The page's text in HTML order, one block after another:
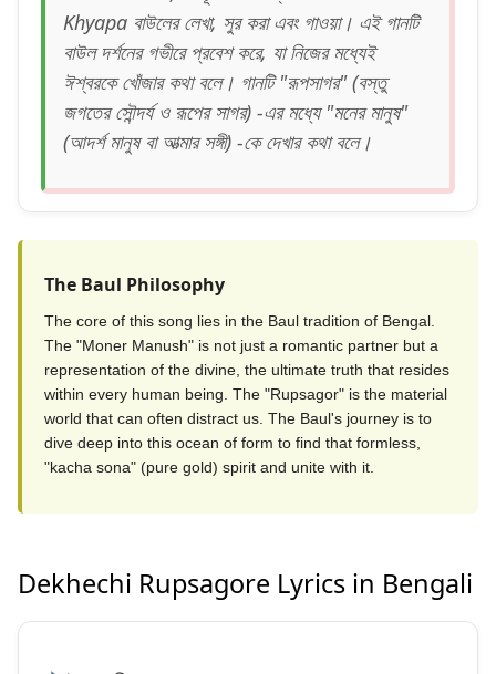
Khyapa বাউলের লেখা, সুর করা এবং গাওয়া। এই গানটি
বাউল দর্শনের গভীরে প্রবেশ করে, যা নিজের মধ্যেই
ঈশ্বরকে খোঁজার কথা বলে। গানটি "রূপসাগর" (বস্তু
জগতের সৌন্দর্য ও রূপের সাগর) -এর মধ্যে "মনের মানুষ"
(আদর্শ মানুষ বা আত্মার সঙ্গী) -কে দেখার কথা বলে।
The Baul Philosophy
The core of this song lies in the Baul tradition of Bengal.
The "Moner Manush" is not just a romantic partner but a
representation of the divine, the ultimate truth that resides
within every human being. The "Rupsagor" is the material
world that can often distract us. The Baul's journey is to
dive deep into this ocean of form to find that formless,
"kacha sona" (pure gold) spirit and unite with it.
Dekhechi Rupsagore Lyrics in Bengali